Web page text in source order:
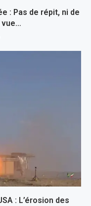
: Pas de répit, ni de
vue…
: L’érosion des